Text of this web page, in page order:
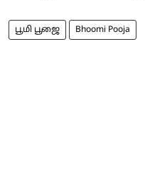
பூமி பூஜை Bhoomi Pooja